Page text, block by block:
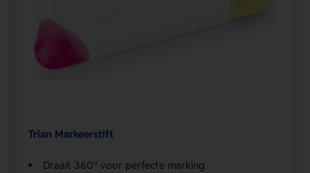
Trian Markeerstift
Draait 360° voor perfecte marking